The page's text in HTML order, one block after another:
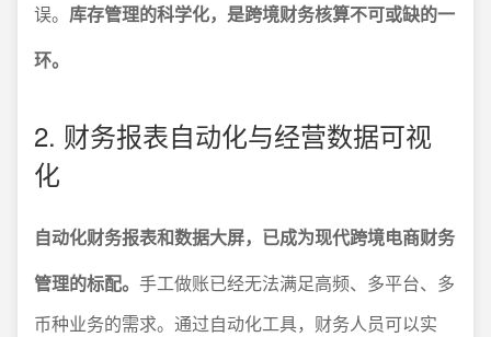
误。 库存管理的科学化，是跨境财务核算不可或缺的一
环。
2. 财务报表自动化与经营数据可视
化
自动化财务报表和数据大屏，已成为现代跨境电商财务
管理的标配。 手工做账已经无法满足高频、多平台、多
币种业务的需求。通过自动化工具，财务人员可以实